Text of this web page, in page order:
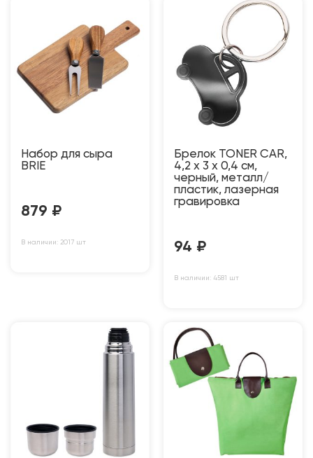
Набор для сыра
BRIE
879 ₽
В наличии: 2017 шт
Брелок TONER CAR,
4,2 x 3 x 0,4 см,
черный, металл/
пластик, лазерная
гравировка
94 ₽
В наличии: 4581 шт